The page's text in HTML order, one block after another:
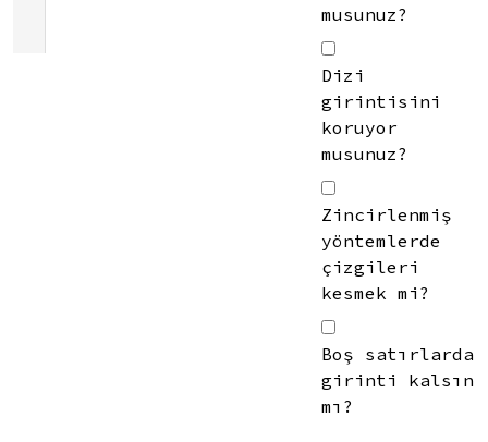
musunuz?
Dizi
girintisini
koruyor
musunuz?
Zincirlenmiş
yöntemlerde
çizgileri
kesmek mi?
Boş satırlarda
girinti kalsın
mı?